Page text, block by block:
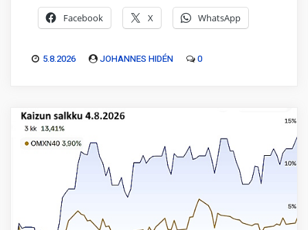
Facebook X WhatsApp
5.8.2026 JOHANNES HIDÉN 0